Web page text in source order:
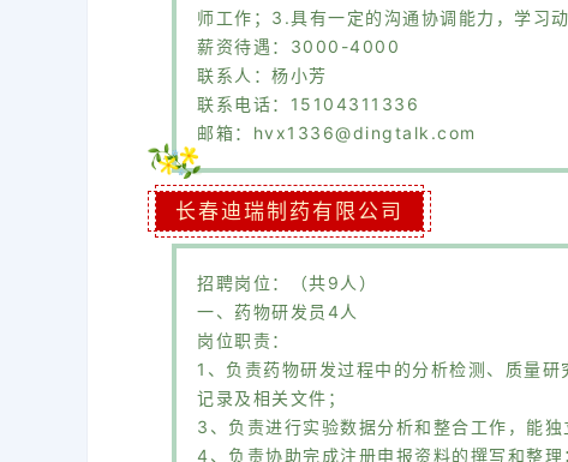
师工作；3.具有一定的沟通协调能力，学习
薪资待遇：3000-4000
联系人：杨小芳
联系电话：15104311336
邮箱：hvx1336@dingtalk.com
长春迪瑞制药有限公司
招聘岗位：（共9人）
一、药物研发员4人
岗位职责：
1、负责药物研发过程中的分析检测、质量
记录及相关文件；
3、负责进行实验数据分析和整合工作，能独
4、负责协助完成注册申报资料的撰写和整理